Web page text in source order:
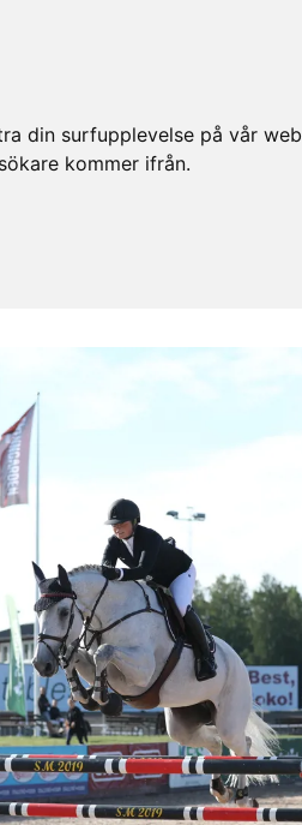
din surfupplevelse på vår
kommer ifrån.